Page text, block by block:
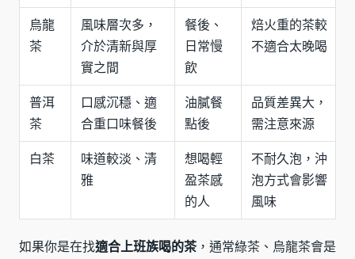
烏龍
茶
風味層次多，
介於清新與厚
實之間
餐後、
日常慢
飲
焙火重的茶較
不適合太晚喝
普洱
茶
口感沉穩、適
合重口味餐後
油膩餐
點後
品質差異大，
需注意來源
白茶
味道較淡、清
雅
想喝輕
盈茶感
的人
不耐久泡，沖
泡方式會影響
風味
如果你是在找適合上班族喝的茶，通常綠茶、烏龍茶會是